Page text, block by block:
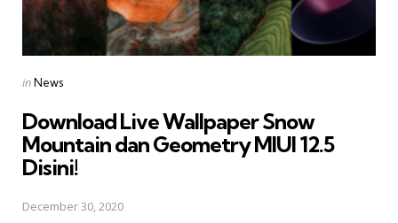
Posted
inNews
Download Live Wallpaper Snow
Mountain dan Geometry MIUI 12.5
Disini!
December 30, 2020